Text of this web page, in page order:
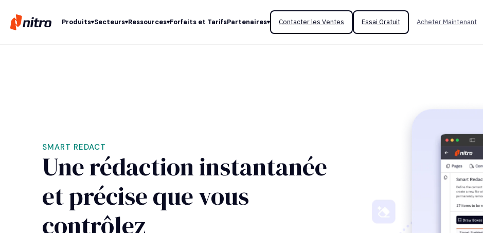
Produits Secteurs Ressources Forfaits et TarifsPartenaires Contacter les Ventes Essai Gratuit Acheter Maintenant
SMART REDACT
Une rédaction instantanée
et précise que vous
contrôlez